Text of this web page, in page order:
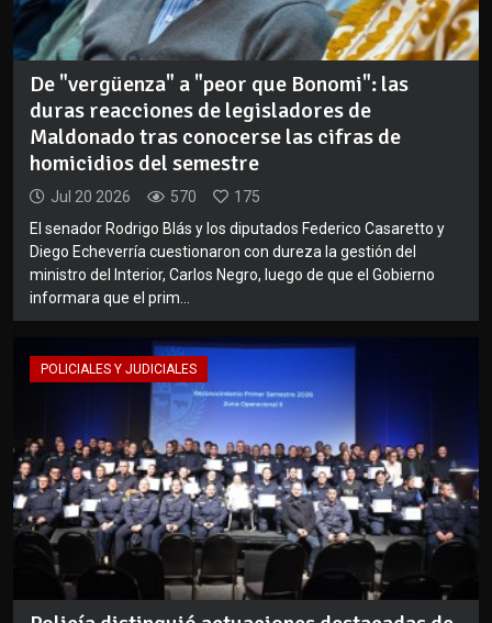
De "vergüenza" a "peor que Bonomi": las
duras reacciones de legisladores de
Maldonado tras conocerse las cifras de
homicidios del semestre
Jul 20 2026 570
175
El senador Rodrigo Blás y los diputados Federico Casaretto y
Diego Echeverría cuestionaron con dureza la gestión del
ministro del Interior, Carlos Negro, luego de que el Gobierno
informara que el prim...
POLICIALES Y JUDICIALES